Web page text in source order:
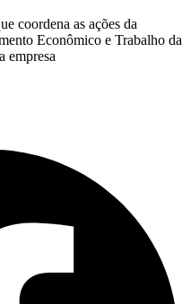
coordena as ações da
Econômico e Trabalho da
empresa